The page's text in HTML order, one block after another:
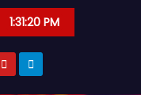
1:31:21 PM